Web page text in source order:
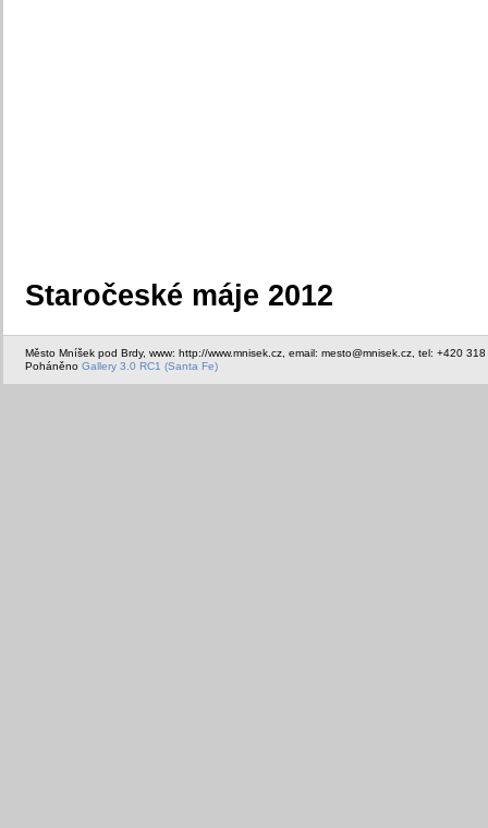
Staročeské máje 2012
Město Mníšek pod Brdy, www: http://www.mnisek.cz, email: mesto@mnisek.cz, tel: +420
Poháněno Gallery 3.0 RC1 (Santa Fe)